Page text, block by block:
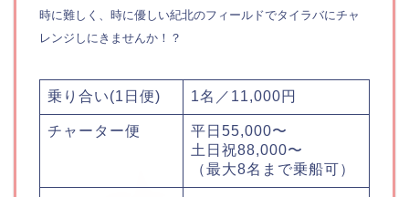
時に難しく、時に優しい紀北のフィールドでタイラバにチャ
レンジしにきませんか！？
乗り合い(1日便) 1名／11,000円
チャーター便
平日55,000〜
土日祝88,000〜
（最大8名まで乗船可）